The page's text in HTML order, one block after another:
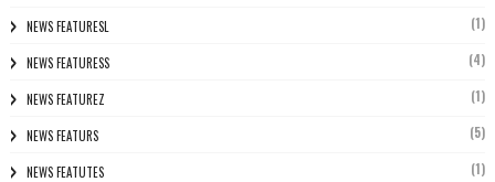
NEWS FEATURESL (1)
NEWS FEATURESS (4)
NEWS FEATUREZ (1)
NEWS FEATURS (5)
NEWS FEATUTES (1)